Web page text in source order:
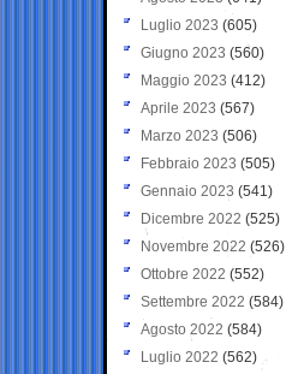
Luglio 2023 (605)
Giugno 2023 (560)
Maggio 2023 (412)
Aprile 2023 (567)
Marzo 2023 (506)
Febbraio 2023 (505)
Gennaio 2023 (541)
Dicembre 2022 (525)
Novembre 2022 (526)
Ottobre 2022 (552)
Settembre 2022 (584)
Agosto 2022 (584)
Luglio 2022 (562)